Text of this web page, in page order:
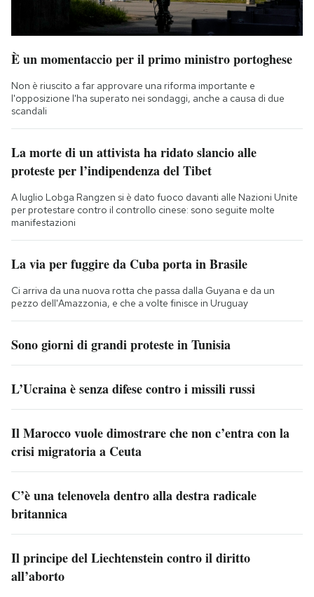
È un momentaccio per il primo ministro portoghese
Non è riuscito a far approvare una riforma importante e
l'opposizione l'ha superato nei sondaggi, anche a causa di due
scandali
La morte di un attivista ha ridato slancio alle
proteste per l’indipendenza del Tibet
A luglio Lobga Rangzen si è dato fuoco davanti alle Nazioni Unite
per protestare contro il controllo cinese: sono seguite molte
manifestazioni
La via per fuggire da Cuba porta in Brasile
Ci arriva da una nuova rotta che passa dalla Guyana e da un
pezzo dell'Amazzonia, e che a volte finisce in Uruguay
Sono giorni di grandi proteste in Tunisia
L’Ucraina è senza difese contro i missili russi
Il Marocco vuole dimostrare che non c’entra con la
crisi migratoria a Ceuta
C’è una telenovela dentro alla destra radicale
britannica
Il principe del Liechtenstein contro il diritto
all’aborto